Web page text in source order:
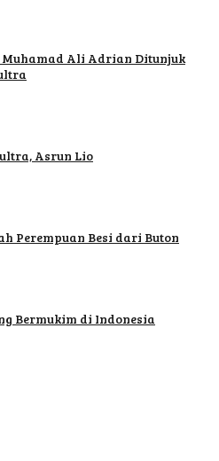
Muhamad Ali Adrian Ditunjuk
Asrun Lio
Perempuan Besi dari Buton
Bermukim di Indonesia